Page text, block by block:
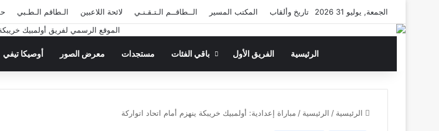
الجمعة, يوليو 31 2026 تاريخ وألقاب المكتب المسير الــطاقــم الـتـقـنـي لائحة اللاعبين الـطاقم الـطـبي
الرئيسية الفريق الأول باقي الفئات مستجدات معرض الصور أوصيكا تيفي
الرئيسية / الرئيسية / مباراة إعدادية: أولمبيك خريبكة ينهزم أمام اتحاد اتواركة